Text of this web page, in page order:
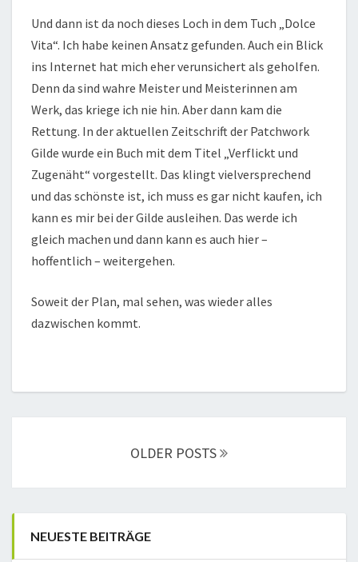
Und dann ist da noch dieses Loch in dem Tuch „Dolce
Vita“. Ich habe keinen Ansatz gefunden. Auch ein Blick
ins Internet hat mich eher verunsichert als geholfen.
Denn da sind wahre Meister und Meisterinnen am
Werk, das kriege ich nie hin. Aber dann kam die
Rettung. In der aktuellen Zeitschrift der Patchwork
Gilde wurde ein Buch mit dem Titel „Verflickt und
Zugenäht“ vorgestellt. Das klingt vielversprechend
und das schönste ist, ich muss es gar nicht kaufen, ich
kann es mir bei der Gilde ausleihen. Das werde ich
gleich machen und dann kann es auch hier –
hoffentlich – weitergehen.
Soweit der Plan, mal sehen, was wieder alles
dazwischen kommt.
OLDER POSTS
NEUESTE BEITRÄGE